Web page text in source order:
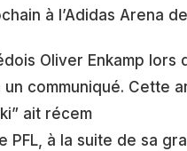
à l’Adidas Arena
Oliver Enkamp
communiqué. Cette
ait récem
PFL, à la suite de sa